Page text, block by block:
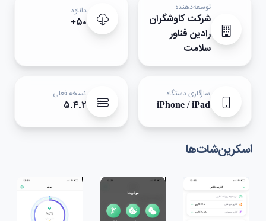
توسعه‌دهنده
شرکت کاوشگران
رادین فناور
سلامت
دانلود
۵۰+
سازگاری دستگاه
iPhone / iPad
نسخه فعلی
۵.۴.۲
اسکرین‌شات‌ها